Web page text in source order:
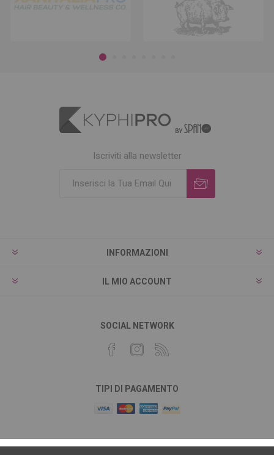
Iscriviti alla newsletter
INFORMAZIONI
IL MIO ACCOUNT
SOCIAL NETWORK
TIPI DI PAGAMENTO